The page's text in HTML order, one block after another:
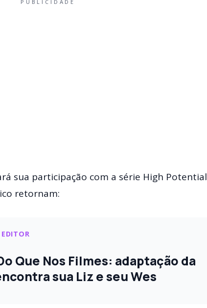
PUBLICIDADE
sua participação com a série High
retornam:
Que Nos Filmes: adaptação da
sua Liz e seu Wes